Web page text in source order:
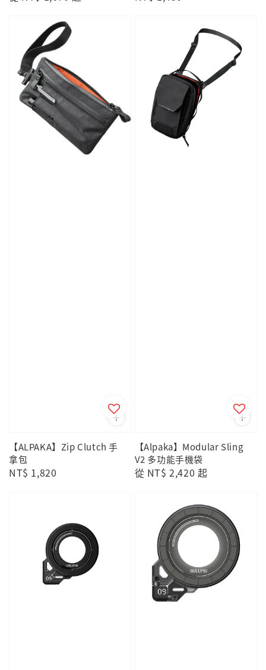
【ALPAKA】Zip Clutch 手
拿包
Regular
NT$ 1,820
【Alpaka】Modular Sling
V2 多功能手機袋
Regular
從 NT$ 2,420 起